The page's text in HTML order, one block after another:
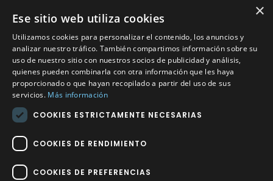
CONTACTO
Calle Méndez Núñez nº3 – Fuente Palmera 14120 Córdoba
Teléfono957 04 96 57
Emailinfo@factory-sport.es
HORARIO COMERCIAL
Lunes a viernes
10:00 a 14:00 / 18:00 a 21:00
×
Ese sitio web utiliza cookies
Utilizamos cookies para personalizar el contenido, los anuncios y
analizar nuestro tráfico. También compartimos información sobre su
uso de nuestro sitio con nuestros socios de publicidad y análisis,
quienes pueden combinarla con otra información que les haya
proporcionado o que hayan recopilado a partir del uso de sus
servicios. Más información
COOKIES ESTRICTAMENTE NECESARIAS
COOKIES DE RENDIMIENTO
COOKIES DE PREFERENCIAS